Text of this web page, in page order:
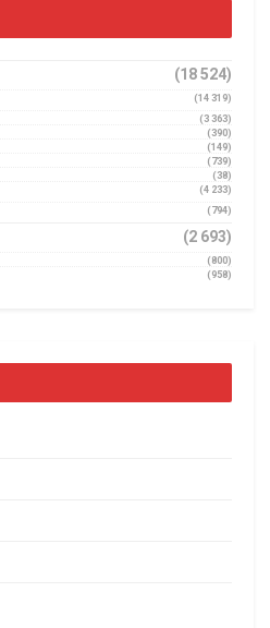
(18 524)
(14 319)
(3 363)
(390)
(149)
(739)
(38)
(4 233)
(794)
(2 693)
(800)
(958)